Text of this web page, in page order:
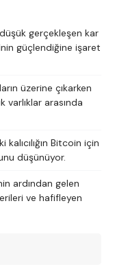
gerçekleşen kar
güçlendiğine işaret
üzerine çıkarken
varlıklar arasında
Bitcoin için
düşünüyor.
ardından gelen
ve hafifleyen